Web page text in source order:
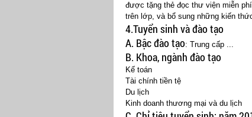
được tặng thẻ đọc thư viện miễn
trên lớp, và bổ sung những kiến
4.Tuyển sinh và đào tạo
A. Bậc đào tạo: Trung cấp ...
B. Khoa, ngành đào tạo
Kế toán
Tài chính tiền tệ
Du lịch
Kinh doanh thương mại và du lịch